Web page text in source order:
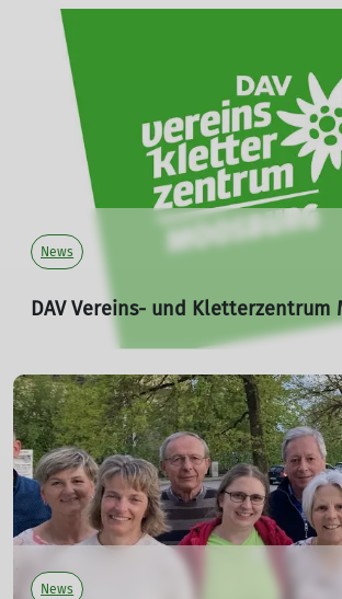
Das Eltern-Kind-Klettern startet wieder!
mehr erfahren
News
DAV Vereins- und Kletterzentrum
Heute präsentieren wir ein kleines
Neubau-Projekt der Kletterhalle hat nun
zukünftigen Namen "DAV Vereins- und
Moosburg" und ein Logo erhalten.
mehr erfahren
News